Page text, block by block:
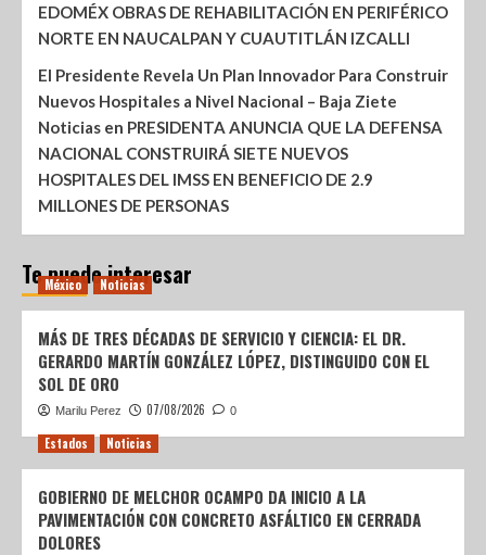
EDOMÉX OBRAS DE REHABILITACIÓN EN PERIFÉRICO
NORTE EN NAUCALPAN Y CUAUTITLÁN IZCALLI
El Presidente Revela Un Plan Innovador Para Construir
Nuevos Hospitales a Nivel Nacional – Baja Ziete
Noticias en PRESIDENTA ANUNCIA QUE LA DEFENSA
NACIONAL CONSTRUIRÁ SIETE NUEVOS
HOSPITALES DEL IMSS EN BENEFICIO DE 2.9
MILLONES DE PERSONAS
Te puede interesar
México Noticias
MÁS DE TRES DÉCADAS DE SERVICIO Y CIENCIA: EL DR.
GERARDO MARTÍN GONZÁLEZ LÓPEZ, DISTINGUIDO CON EL
SOL DE ORO
Marilu Perez 07/08/2026 0
Estados Noticias
GOBIERNO DE MELCHOR OCAMPO DA INICIO A LA
PAVIMENTACIÓN CON CONCRETO ASFÁLTICO EN CERRADA
DOLORES